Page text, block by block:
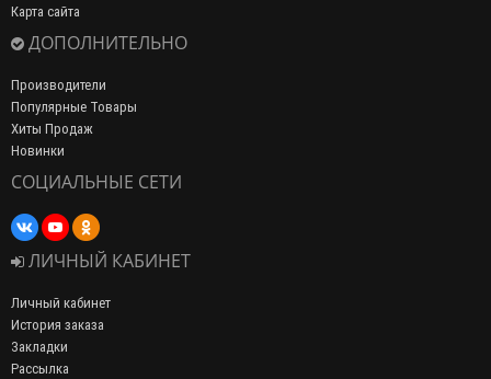
Карта сайта
ДОПОЛНИТЕЛЬНО
Производители
Популярные Товары
Хиты Продаж
Новинки
СОЦИАЛЬНЫЕ СЕТИ
ЛИЧНЫЙ КАБИНЕТ
Личный кабинет
История заказа
Закладки
Рассылка